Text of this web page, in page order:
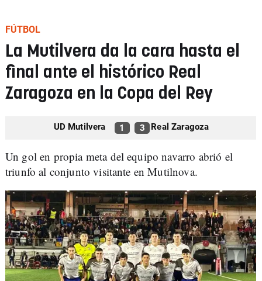
FÚTBOL
La Mutilvera da la cara hasta el
final ante el histórico Real
Zaragoza en la Copa del Rey
UD Mutilvera 1 3 Real Zaragoza
Un gol en propia meta del equipo navarro abrió el
triunfo al conjunto visitante en Mutilnova.